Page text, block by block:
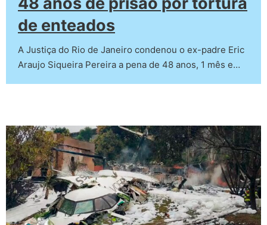
de enteados
A Justiça do Rio de Janeiro condenou o ex-padre Eric
Araujo Siqueira Pereira a pena de 48 anos, 1 mês e…